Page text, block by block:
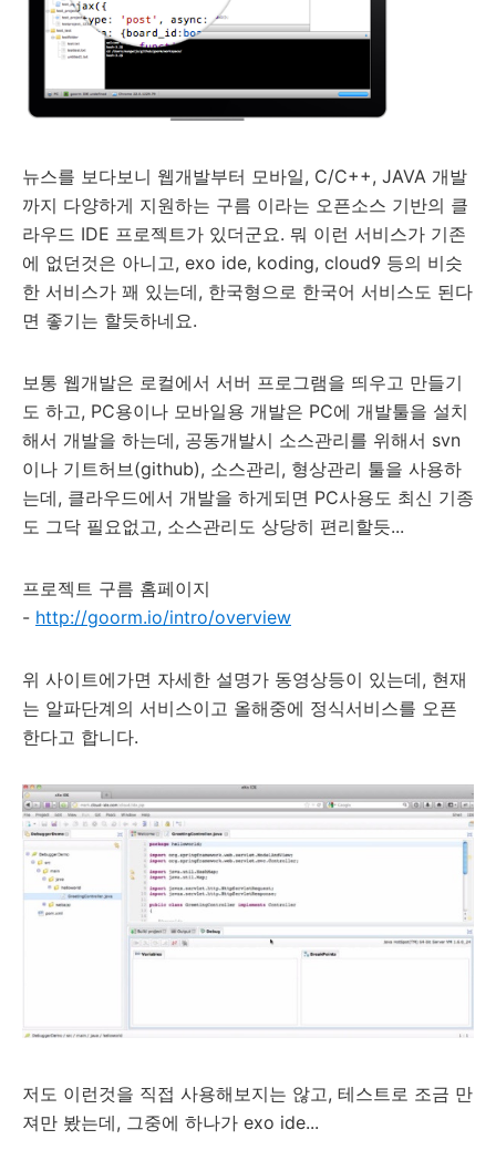
뉴스를 보다보니 웹개발부터 모바일, C/C++, JAVA 개발
까지 다양하게 지원하는 구름 이라는 오픈소스 기반의 클
라우드 IDE 프로젝트가 있더군요. 뭐 이런 서비스가 기존
에 없던것은 아니고, exo ide, koding, cloud9 등의 비슷
한 서비스가 꽤 있는데, 한국형으로 한국어 서비스도 된다
면 좋기는 할듯하네요.
보통 웹개발은 로컬에서 서버 프로그램을 띄우고 만들기
도 하고, PC용이나 모바일용 개발은 PC에 개발툴을 설치
해서 개발을 하는데, 공동개발시 소스관리를 위해서 svn
이나 기트허브(github), 소스관리, 형상관리 툴을 사용하
는데, 클라우드에서 개발을 하게되면 PC사용도 최신 기종
도 그닥 필요없고, 소스관리도 상당히 편리할듯...
프로젝트 구름 홈페이지
- http://goorm.io/intro/overview
위 사이트에가면 자세한 설명가 동영상등이 있는데, 현재
는 알파단계의 서비스이고 올해중에 정식서비스를 오픈
한다고 합니다.
저도 이런것을 직접 사용해보지는 않고, 테스트로 조금 만
져만 봤는데, 그중에 하나가 exo ide...